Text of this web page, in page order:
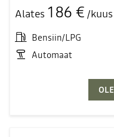
Alates 186 € /kuus
Bensiin/LPG
Automaat